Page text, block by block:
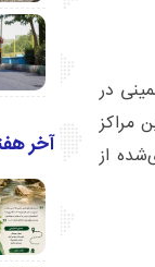
۱۰ مرکز خرید تضمینی در
مراکز
از
آخر